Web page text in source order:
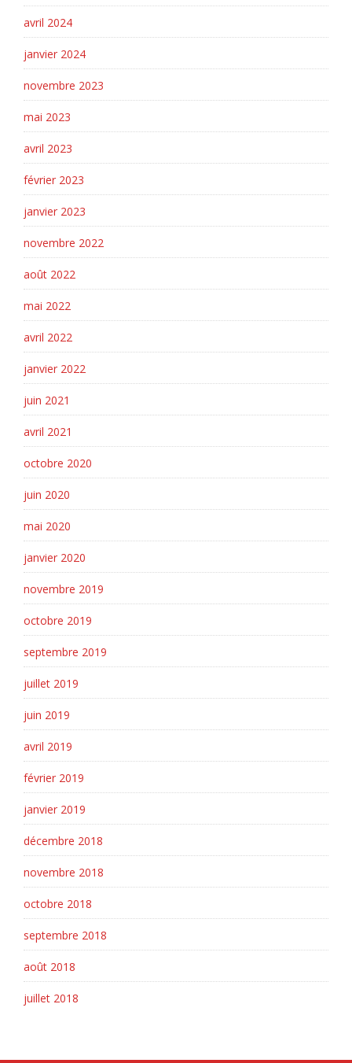
avril 2024
janvier 2024
novembre 2023
mai 2023
avril 2023
février 2023
janvier 2023
novembre 2022
août 2022
mai 2022
avril 2022
janvier 2022
juin 2021
avril 2021
octobre 2020
juin 2020
mai 2020
janvier 2020
novembre 2019
octobre 2019
septembre 2019
juillet 2019
juin 2019
avril 2019
février 2019
janvier 2019
décembre 2018
novembre 2018
octobre 2018
septembre 2018
août 2018
juillet 2018